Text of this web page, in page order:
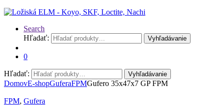
Search
Hľadať:
Vyhľadávanie
0
Hľadať: Vyhľadávanie
DomovE-shopGuferaFPMGufero 35x47x7 GP FPM
FPM, Gufera